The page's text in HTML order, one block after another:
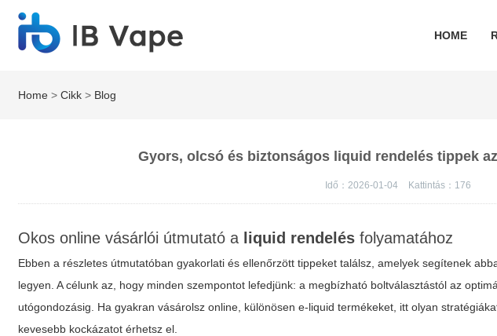
HOME
Home >Cikk > Blog
Gyors, olcsó és biztonságos liquid rendelés tippek
Idő：2026-01-04 Kattintás： 176
Okos online vásárlói útmutató a liquid rendelés folyamatához
Ebben a részletes útmutatóban gyakorlati és ellenőrzött tippeket találsz, amelyek segítenek
legyen. A célunk az, hogy minden szempontot lefedjünk: a megbízható boltválasztástól az
utógondozásig. Ha gyakran vásárolsz online, különösen e-liquid termékeket, itt olyan
kevesebb kockázatot érhetsz el.